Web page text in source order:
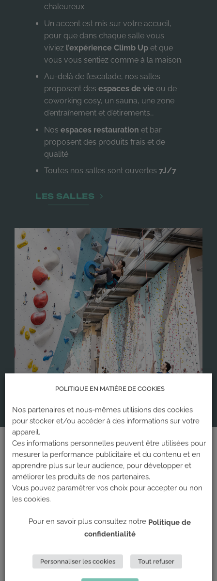
chaleureux.
Un accent est mis sur votre accueil,
pour que dans chaque salle vous
viviez l’expérience Climb Upet que
vous vous sentiez comme à la maison.
Au-delà de l’escalade, nos salles
proposent des espaces de vie ou de
coworking cosy, un sauna, une zone
d’entraînement et d’étirements…
Nos espaces restauration et bar
proposent des produits frais et de
qualité
Toutes nos salles sont ouvertes 7J/7
LES SALLES
DE L’ESCALADE, ET PLUS
ENCORE…
Les salles Climb Up proposent un espace bar –
espaces bien-être (sauna, hammam, yoga).
POLITIQUE EN MATIÈRE DE COOKIES
Nos partenaires et nous-mêmes utilisions des cookies
pour stocker et/ou accéder à des informations sur votre
appareil.
Ces informations personnelles peuvent être utilisées pour
mesurer la performance publicitaire et du contenu et en
apprendre plus sur leur audience, pour développer et
améliorer les produits de nos partenaires.
Vous pouvez paramétrer vos choix pour accepter ou non
les cookies.
Pour en savoir plus consultez notre Politique de
confidentialité
Personnaliser les cookies Tout refuser